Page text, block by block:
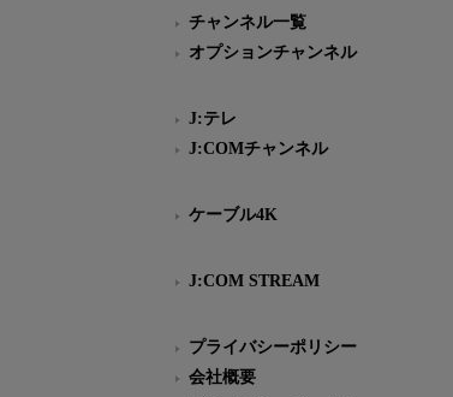
チャンネル一覧
オプションチャンネル
J:テレ
J:COMチャンネル
ケーブル4K
J:COM STREAM
プライバシーポリシー
会社概要